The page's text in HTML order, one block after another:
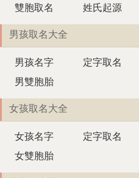
雙胞取名
姓氏起源
男孩取名大全
男孩名字 定字取名
男雙胞胎
女孩取名大全
女孩名字 定字取名
女雙胞胎